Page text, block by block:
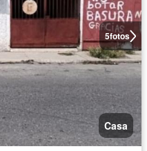
5fotos
Casa